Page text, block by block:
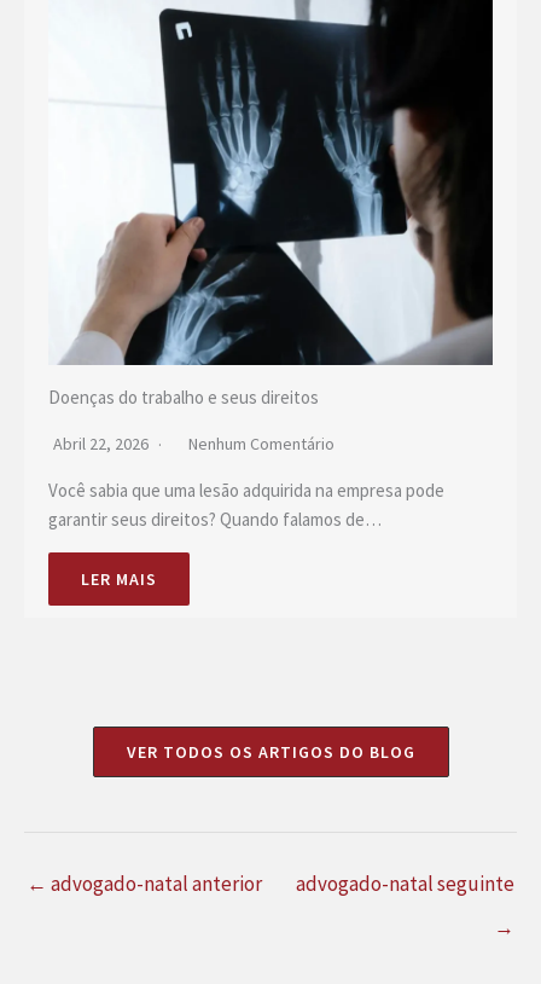
Doenças do trabalho e seus direitos
Abril 22, 2026 Nenhum Comentário
Você sabia que uma lesão adquirida na empresa pode
garantir seus direitos? Quando falamos de…
LER MAIS
VER TODOS OS ARTIGOS DO BLOG
← advogado-natal anterior
advogado-natal seguinte
→